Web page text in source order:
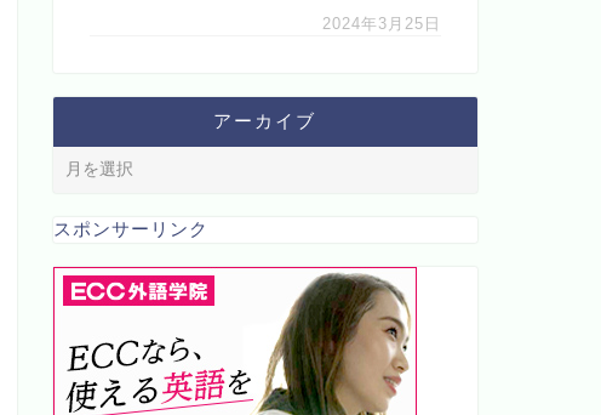
2024年3月25日
アーカイブ
スポンサーリンク